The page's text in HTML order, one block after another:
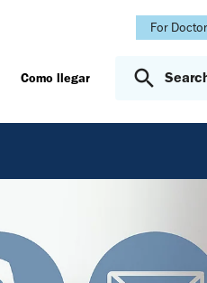
For
Como llegar